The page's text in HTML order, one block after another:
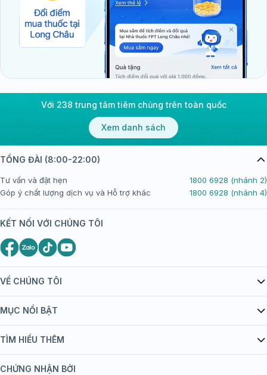
Với 238 trung tâm tiêm chủng trên toàn quốc
Xem danh sách
VỀ CHÚNG TÔI
Giới thiệu Tiêm Chủng FPT Long Châu
bán hàng
Chính sách nội dung
MỤC NỔI BẬT
Danh mục vắc xin
TÌM HIỂU THÊM
Khuyến mãi
CHỨNG NHẬN BỞI
TỔNG ĐÀI (8:00-22:00)
Tư vấn và đặt hẹn
1800 6928 (nhánh 2)
Góp ý chất lượng dịch vụ và Hỗ trợ khác
1800 6928 (nhánh 4)
KẾT NỐI VỚI CHÚNG TÔI